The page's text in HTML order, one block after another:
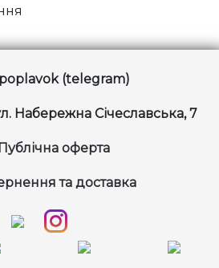
(telegram)
Набережна Січеславська, 7
Публічна оферта
та доставка